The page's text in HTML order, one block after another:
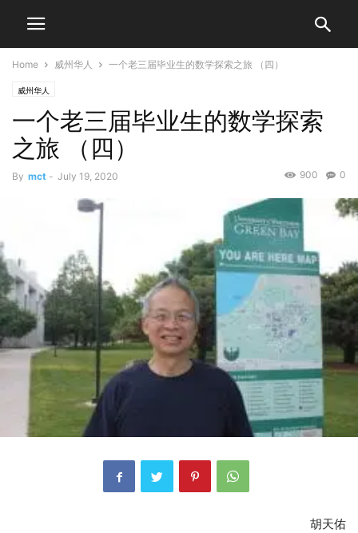
Home 威州华人 一个老三届毕业生的数学探索之旅 （四）
威州华人
一个老三届毕业生的数学探索
之旅 （四）
By mct - July 19, 2020 0
900
胡天佑